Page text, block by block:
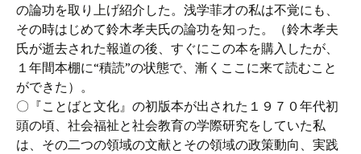
の論功を取り上げ紹介した。浅学菲才の私は不覚にも、
その時はじめて鈴木孝夫氏の論功を知った。（鈴木孝夫
氏が逝去された報道の後、すぐにこの本を購入したが、
１年間本棚に“積読”の状態で、漸くここに来て読むこと
ができた）。
〇『ことばと文化』の初版本が出された１９７０年代初
頭の頃、社会福祉と社会教育の学際研究をしていた私
は、その二つの領域の文献とその領域の政策動向、実践